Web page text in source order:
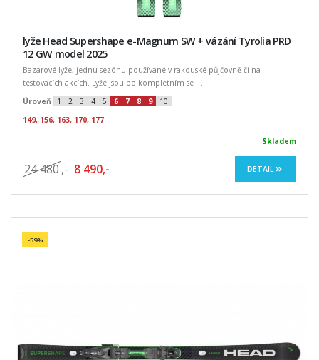
lyže Head Supershape e-Magnum SW + vázání Tyrolia PRD
12 GW model 2025
Bazarové lyže, jednu sezónu používané v rakouské půjčovně či na
testovacích akcích. Lyže jsou po kompletním se ...
Úroveň
1 2 3 4 5 6 7 8 9
10
149, 156, 163, 170, 177
Skladem
24 480 ,- 8 490,- DETAIL
-59%